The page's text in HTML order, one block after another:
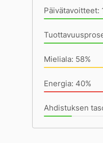
Päivätavoitteet:
Mieliala: 58%
Energia: 40%
Ahdistuksen